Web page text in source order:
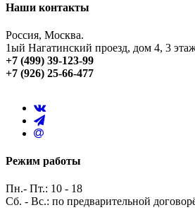
Наши контакты
Россия, Москва.
1ый Нагатинский проезд, дом 4, 3
+7 (499) 39-123-99
+7 (926) 25-66-477
Режим работы
Пн.- Пт.: 10 - 18
Сб. - Вс.: по предварительной